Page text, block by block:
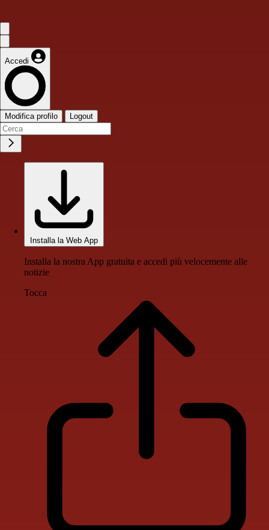
Accedi
Modifica profilo Logout
Installa la Web App
Installa la nostra App gratuita e accedi più velocemente alle
notizie
Tocca